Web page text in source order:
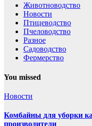
Животноводство
Новости
Птицеводство
Пчеловодство
Разное
Садоводство
Фермерство
You missed
Новости
Комбайны для уборки
производители